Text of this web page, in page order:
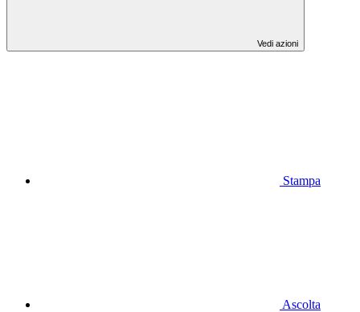
Vedi azioni
Stampa
Ascolta